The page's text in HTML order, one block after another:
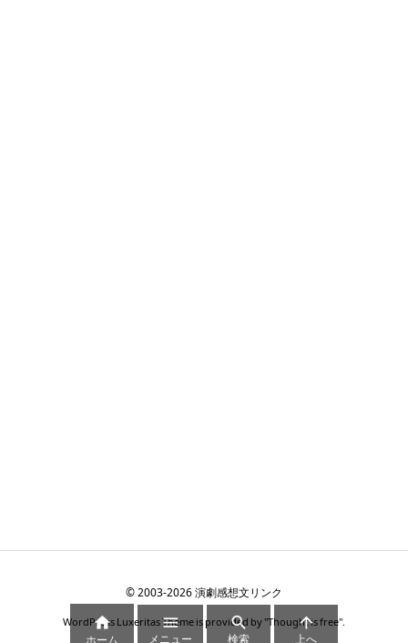
©2003-2026演劇感想文リンク
WordPress Luxeritas Theme is provided by "Thought is free".

ホーム

メニュー

検索

上へ